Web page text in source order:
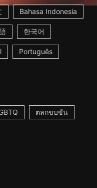
Bahasa Indonesia
한국어
Português
ตลกขบขัน